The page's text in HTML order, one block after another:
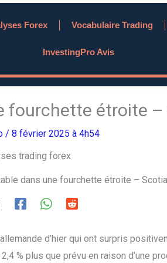
Forex Vocabulaire Trading
InvestingPro Avis
fourchette étroite
/ 8 février 2025 à 4h54
dans une fourchette étroite –
d’hier qui ont surpris
% plus que prévu en raison d’une